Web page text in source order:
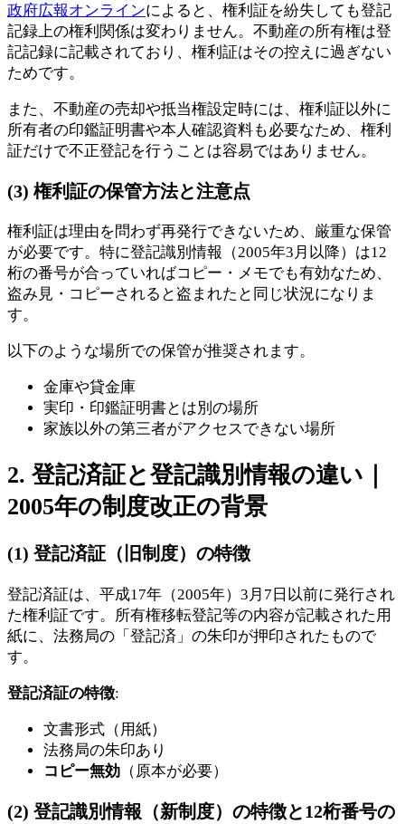
政府広報オンラインによると、権利証を紛失しても登記
記録上の権利関係は変わりません。不動産の所有権は登
記記録に記載されており、権利証はその控えに過ぎない
ためです。
また、不動産の売却や抵当権設定時には、権利証以外に
所有者の印鑑証明書や本人確認資料も必要なため、権利
証だけで不正登記を行うことは容易ではありません。
(3) 権利証の保管方法と注意点
権利証は理由を問わず再発行できないため、厳重な保管
が必要です。特に登記識別情報（2005年3月以降）は12
桁の番号が合っていればコピー・メモでも有効なため、
盗み見・コピーされると盗まれたと同じ状況になりま
す。
以下のような場所での保管が推奨されます。
金庫や貸金庫
実印・印鑑証明書とは別の場所
家族以外の第三者がアクセスできない場所
2. 登記済証と登記識別情報の違い｜
2005年の制度改正の背景
(1) 登記済証（旧制度）の特徴
登記済証は、平成17年（2005年）3月7日以前に発行され
た権利証です。所有権移転登記等の内容が記載された用
紙に、法務局の「登記済」の朱印が押印されたもので
す。
登記済証の特徴:
文書形式（用紙）
法務局の朱印あり
コピー無効 （原本が必要）
(2) 登記識別情報（新制度）の特徴と12桁番号の